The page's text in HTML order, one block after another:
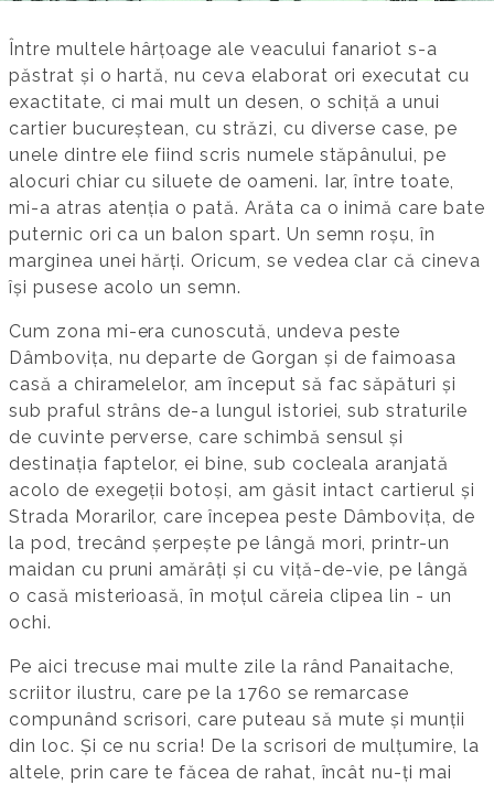
Între multele hârțoage ale veacului fanariot s-a
păstrat și o hartă, nu ceva elaborat ori executat cu
exactitate, ci mai mult un desen, o schiță a unui
cartier bucureștean, cu străzi, cu diverse case, pe
unele dintre ele fiind scris numele stăpânului, pe
alocuri chiar cu siluete de oameni. Iar, între toate,
mi-a atras atenția o pată. Arăta ca o inimă care bate
puternic ori ca un balon spart. Un semn roșu, în
marginea unei hărți. Oricum, se vedea clar că cineva
își pusese acolo un semn.
Cum zona mi-era cunoscută, undeva peste
Dâmbovița, nu departe de Gorgan și de faimoasa
casă a chiramelelor, am început să fac săpături și
sub praful strâns de-a lungul istoriei, sub straturile
de cuvinte perverse, care schimbă sensul și
destinația faptelor, ei bine, sub cocleala aranjată
acolo de exegeții botoși, am găsit intact cartierul și
Strada Morarilor, care începea peste Dâmbovița, de
la pod, trecând șerpește pe lângă mori, printr-un
maidan cu pruni amărâți și cu viță-de-vie, pe lângă
o casă misterioasă, în moțul căreia clipea lin - un
ochi.
Pe aici trecuse mai multe zile la rând Panaitache,
scriitor ilustru, care pe la 1760 se remarcase
compunând scrisori, care puteau să mute și munții
din loc. Și ce nu scria! De la scrisori de mulțumire, la
altele, prin care te făcea de rahat, încât nu-ți mai